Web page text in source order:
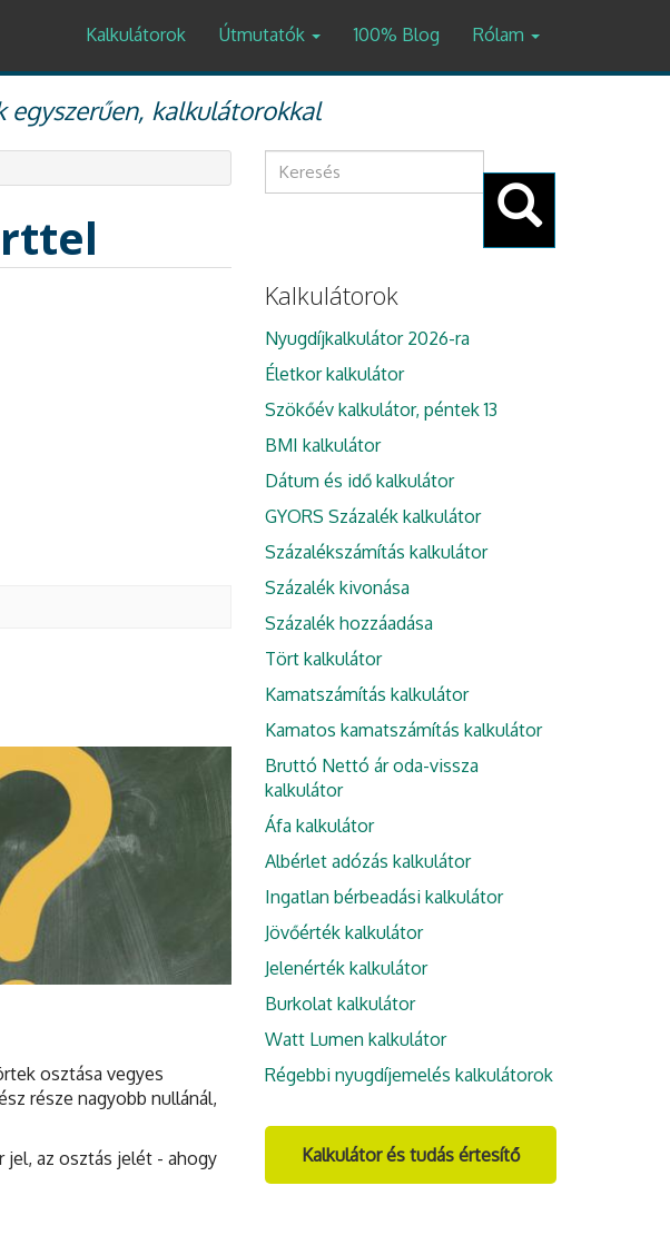
Kalkulátorok Útmutatók 100% Blog Rólam
egyszerűen, kalkulátorokkal
osztása vegyes
része nagyobb nullánál,
jel, az osztás jelét - ahogy
Keresés
űrlap
Kalkulátorok
Nyugdíjkalkulátor 2026-ra
Életkor kalkulátor
Szökőév kalkulátor, péntek 13
BMI kalkulátor
Dátum és idő kalkulátor
GYORS Százalék kalkulátor
Százalékszámítás kalkulátor
Százalék kivonása
Százalék hozzáadása
Tört kalkulátor
Kamatszámítás kalkulátor
Kamatos kamatszámítás kalkulátor
Bruttó Nettó ár oda-vissza
kalkulátor
Áfa kalkulátor
Albérlet adózás kalkulátor
Ingatlan bérbeadási kalkulátor
Jövőérték kalkulátor
Jelenérték kalkulátor
Burkolat kalkulátor
Watt Lumen kalkulátor
Régebbi nyugdíjemelés kalkulátorok
Kalkulátor és tudás értesítő